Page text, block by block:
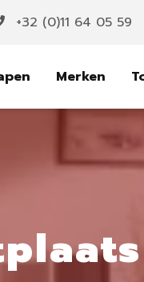
+32 (0)11 64 05 59
Merken